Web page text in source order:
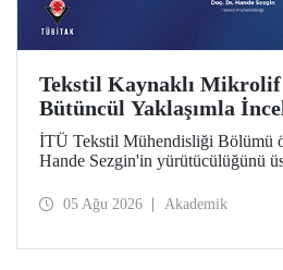
Tekstil Kaynaklı Mikrolif
Bütüncül Yaklaşımla
Azaltım Stratejileri
TÜBİTAK Desteği
İTÜ Tekstil Mühendisliği Bölümü
Hande Sezgin'in yürütücülüğünü
Koşullarına Bağlı Mikrolif Salımı:
05 Ağu 2026 Akademik